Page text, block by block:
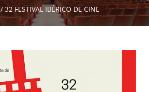
/32 FESTIVAL IBÉRICO DE CINE